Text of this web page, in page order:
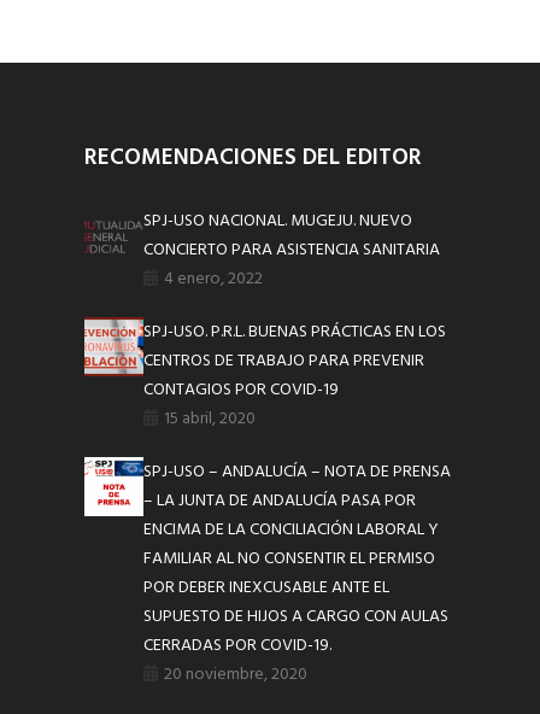
RECOMENDACIONES DEL EDITOR
SPJ-USO NACIONAL. MUGEJU. NUEVO
CONCIERTO PARA ASISTENCIA SANITARIA
4 enero, 2022
SPJ-USO. P.R.L. BUENAS PRÁCTICAS EN LOS
CENTROS DE TRABAJO PARA PREVENIR
CONTAGIOS POR COVID-19
15 abril, 2020
SPJ-USO – ANDALUCÍA – NOTA DE PRENSA
– LA JUNTA DE ANDALUCÍA PASA POR
ENCIMA DE LA CONCILIACIÓN LABORAL Y
FAMILIAR AL NO CONSENTIR EL PERMISO
POR DEBER INEXCUSABLE ANTE EL
SUPUESTO DE HIJOS A CARGO CON AULAS
CERRADAS POR COVID-19.
20 noviembre, 2020